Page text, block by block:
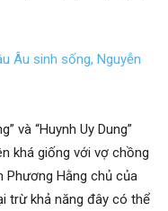
và “Huynh Uy Dung”
khá giống với vợ chồng
Phương Hằng chủ của
trừ khả năng đây có thể